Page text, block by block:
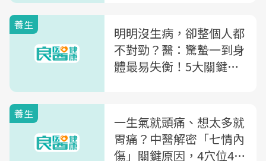
養生
明明沒生病，卻整個人都
不對勁？醫：驚蟄一到身
體最易失衡！5大關鍵改
養生
一生氣就頭痛、想太多就
胃痛？中醫解密「七情內
傷」關鍵原因，4穴位4茶